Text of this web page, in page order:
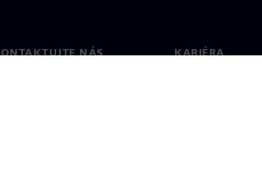
NÁS KARIÉRA